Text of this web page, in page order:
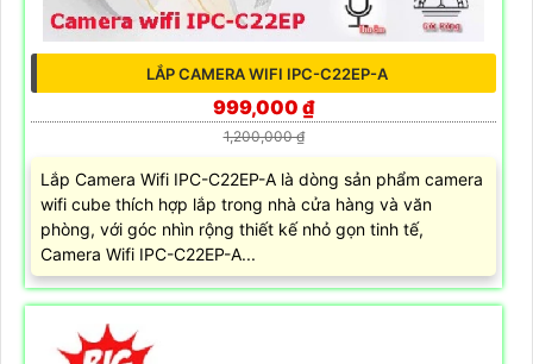
LẮP CAMERA WIFI IPC-C22EP-A
999,000 ₫
1,200,000 ₫
Lắp Camera Wifi IPC-C22EP-A là dòng sản phẩm camera
wifi cube thích hợp lắp trong nhà cửa hàng và văn
phòng, với góc nhìn rộng thiết kế nhỏ gọn tinh tế,
Camera Wifi IPC-C22EP-A...